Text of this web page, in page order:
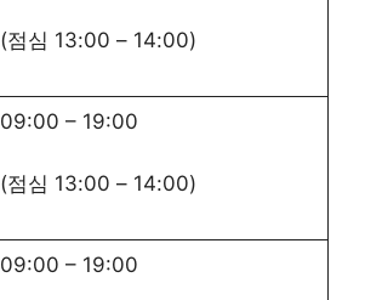
(점심 13:00 – 14:00)
09:00 – 19:00
(점심 13:00 – 14:00)
09:00 – 19:00